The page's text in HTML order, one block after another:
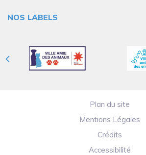
NOS LABELS
Plan du site
Mentions Légales
Crédits
Accessibilité